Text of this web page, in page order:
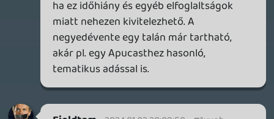
- DS remake: na én meg ezen vagyok
fennakadva. Ha van ennyi energia, hogy
felépítsenek egy felújítást, miért nem
inkább egy új részt húztak fel rá? Mert tök
szép, profi, de ezzel én már játszottam és
nem érdekel, felújítás ide vagy oda. Mert
tudom a fordulatokat, mechanikákat, a
helyszíneket.